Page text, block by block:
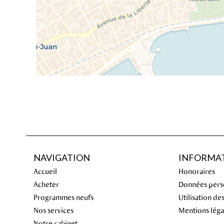
NAVIGATION
Accueil
Acheter
Programmes neufs
Nos services
Honoraires
Données
Utilisation
Mentions